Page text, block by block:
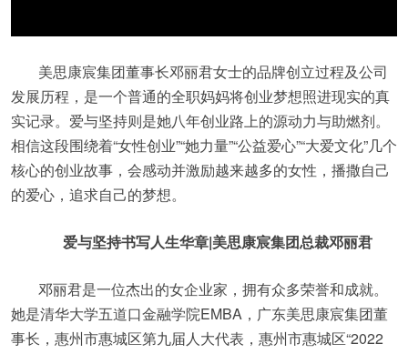
美思康宸集团董事长邓丽君女士的品牌创立过程及公司
发展历程，是一个普通的全职妈妈将创业梦想照进现实的真
实记录。爱与坚持则是她八年创业路上的源动力与助燃剂。
相信这段围绕着“女性创业”“她力量”“公益爱心”“大爱文化”几个
核心的创业故事，会感动并激励越来越多的女性，播撒自己
的爱心，追求自己的梦想。
爱与坚持书写人生华章|美思康宸集团总裁邓丽君
邓丽君是一位杰出的女企业家，拥有众多荣誉和成就。
她是清华大学五道口金融学院EMBA，广东美思康宸集团董
事长，惠州市惠城区第九届人大代表，惠州市惠城区“2022